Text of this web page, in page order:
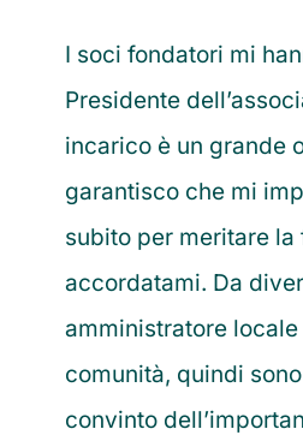
I soci fondatori mi
Presidente
incarico è un grande
garantisco che mi
subito per meritare la
accordatami. Da
amministratore
comunità, quindi
convinto